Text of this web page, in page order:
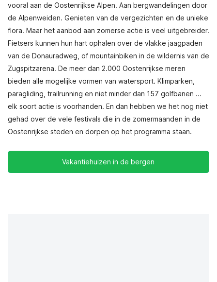
vooral aan de Oostenrijkse Alpen. Aan bergwandelingen door
de Alpenweiden. Genieten van de vergezichten en de unieke
flora. Maar het aanbod aan zomerse actie is veel uitgebreider.
Fietsers kunnen hun hart ophalen over de vlakke jaagpaden
van de Donauradweg, of mountainbiken in de wildernis van de
Zugspitzarena. De meer dan 2.000 Oostenrijkse meren
bieden alle mogelijke vormen van watersport. Klimparken,
paragliding, trailrunning en niet minder dan 157 golfbanen ...
elk soort actie is voorhanden. En dan hebben we het nog niet
gehad over de vele festivals die in de zomermaanden in de
Oostenrijkse steden en dorpen op het programma staan.
Vakantiehuizen in de bergen